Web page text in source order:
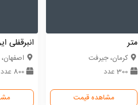
متر
كرمان، جیرفت
300 عدد
مشاهده قیمت
انبرقفلی
800 عدد